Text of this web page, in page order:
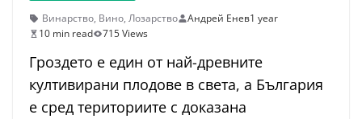
Винарство, Вино, Лозарство Андрей Енев1 year
10 min read
715 Views
Гроздето е един от най-древните
култивирани плодове в света, а България
е сред териториите с доказана